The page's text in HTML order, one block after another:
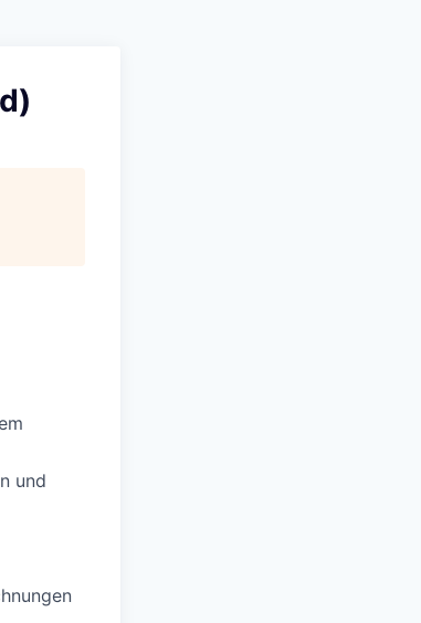
und